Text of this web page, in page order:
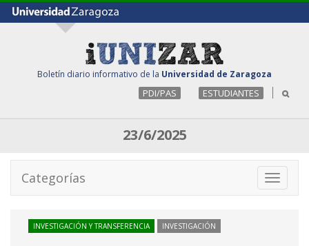
Boletín diario informativo de la Universidad de Zaragoza
PDI/PAS ESTUDIANTES
23/6/2025
Toggle
Categorías
INVESTIGACIÓN Y TRANSFERENCIA INVESTIGACIÓN